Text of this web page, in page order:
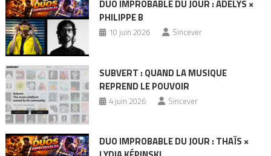
DUO IMPROBABLE DU JOUR : ADÉLYS ×
PHILIPPE B
10 juin 2026 Sincever
SUBVERT : QUAND LA MUSIQUE
REPREND LE POUVOIR
4 juin 2026 Sincever
DUO IMPROBABLE DU JOUR : THAÏS ×